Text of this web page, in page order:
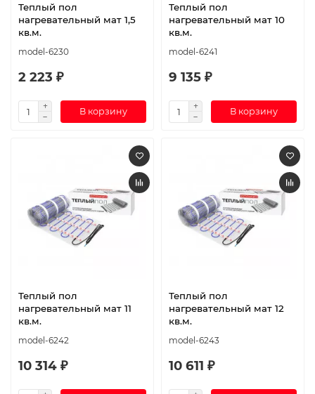
Теплый пол
нагревательный мат 1,5
кв.м.
model-6230
2 223 ₽
В корзину
Теплый пол
нагревательный мат 10
кв.м.
model-6241
9 135 ₽
В корзину
Теплый пол
нагревательный мат 11
кв.м.
model-6242
10 314 ₽
Теплый пол
нагревательный мат 12
кв.м.
model-6243
10 611 ₽